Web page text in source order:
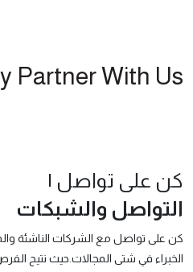
Partner With Us?
كن على تواصل |
التواصل والشبكات
كن على تواصل مع الشركات الناشئة
الخبراء في شتى المجالات.حيث نتيح